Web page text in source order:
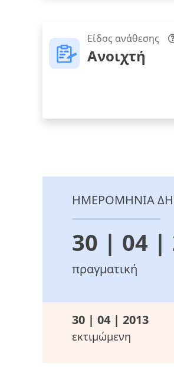
Είδος ανάθεσης
Ανοιχτή
ΗΜΕΡΟΜΗΝΙΑ
30 | 04 |
πραγματική
30 | 04 | 2013
εκτιμώμενη